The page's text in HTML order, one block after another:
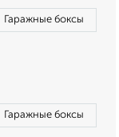
Гаражные боксы
Гаражные боксы